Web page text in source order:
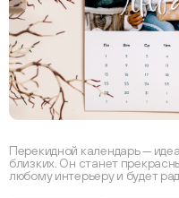
Перекидной календарь —
близких. Он станет
любому интерьеру и будет